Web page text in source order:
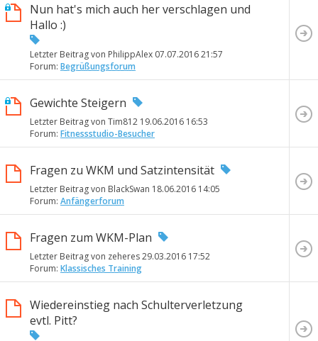
Nun hat's mich auch her verschlagen und
Hallo :)
Letzter Beitrag von PhilippAlex 07.07.201621:57
Forum: Begrüßungsforum
Gewichte Steigern
Letzter Beitrag von Tim812 19.06.2016 16:53
Forum: Fitnessstudio-Besucher
Fragen zu WKM und Satzintensität
Letzter Beitrag von BlackSwan 18.06.2016 14:05
Forum: Anfängerforum
Fragen zum WKM-Plan
Letzter Beitrag von zeheres 29.03.2016 17:52
Forum: Klassisches Training
Wiedereinstieg nach Schulterverletzung
evtl. Pitt?